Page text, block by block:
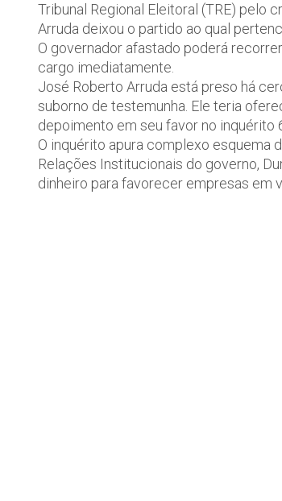
Tribunal Regional Eleitoral (TRE) pelo
Arruda deixou o partido ao qual
O governador afastado poderá
cargo imediatamente.
José Roberto Arruda está preso há
suborno de testemunha. Ele teria
depoimento em seu favor no inquérito
O inquérito apura complexo esquema
Relações Institucionais do governo,
dinheiro para favorecer empresas em